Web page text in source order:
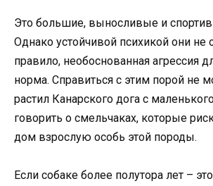
Это большие, выносливые и
Однако устойчивой психикой они не
правило, необоснованная агрессия
норма. Справиться с этим порой не
растил Канарского дога с
говорить о смельчаках, которые
дом взрослую особь этой породы.
Если собаке более полутора лет –